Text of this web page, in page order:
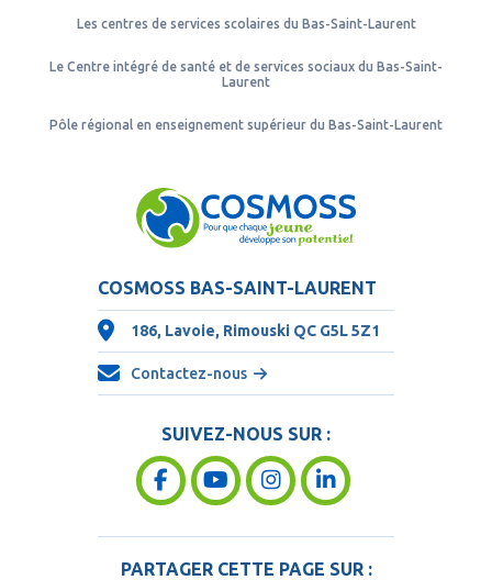
Les centres de services scolaires du Bas-Saint-Laurent
Le Centre intégré de santé et de services sociaux du Bas-Saint-
Laurent
Pôle régional en enseignement supérieur du Bas-Saint-Laurent
COSMOSS BAS-SAINT-LAURENT
186, Lavoie, Rimouski QC G5L 5Z1
Contactez-nous
SUIVEZ-NOUS SUR :
PARTAGER CETTE PAGE SUR :